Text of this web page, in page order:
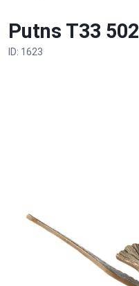
Putns T33 502
ID: 1623